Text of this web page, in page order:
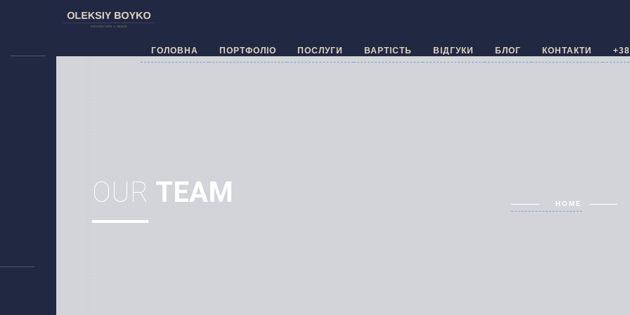
ГОЛОВНА ПОРТФОЛІО ПОСЛУГИ ВАРТІСТЬ ВІДГУКИ БЛОГ КОНТАКТИ
OUR TEAM HOME